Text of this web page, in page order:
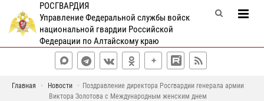
РОСГВАРДИЯ
Управление Федеральной службы войск
национальной гвардии Российской
Федерации по Алтайскому краю
Главная Новости
Поздравление директора Росгвардии генерала армии
Виктора Золотова с Международным женским днем